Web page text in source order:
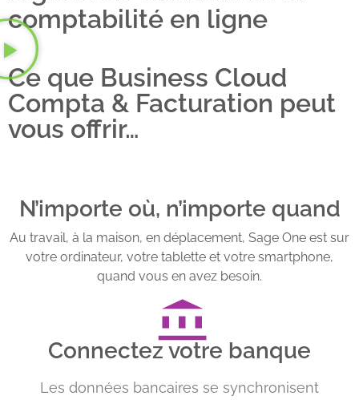
Ce que Business Cloud
Compta & Facturation peut
vous offrir…
N’importe où, n’importe quand
Au travail, à la maison, en déplacement, Sage One est sur
votre ordinateur, votre tablette et votre smartphone,
quand vous en avez besoin.
Connectez votre banque
Les données bancaires se synchronisent
comptabilité en ligne